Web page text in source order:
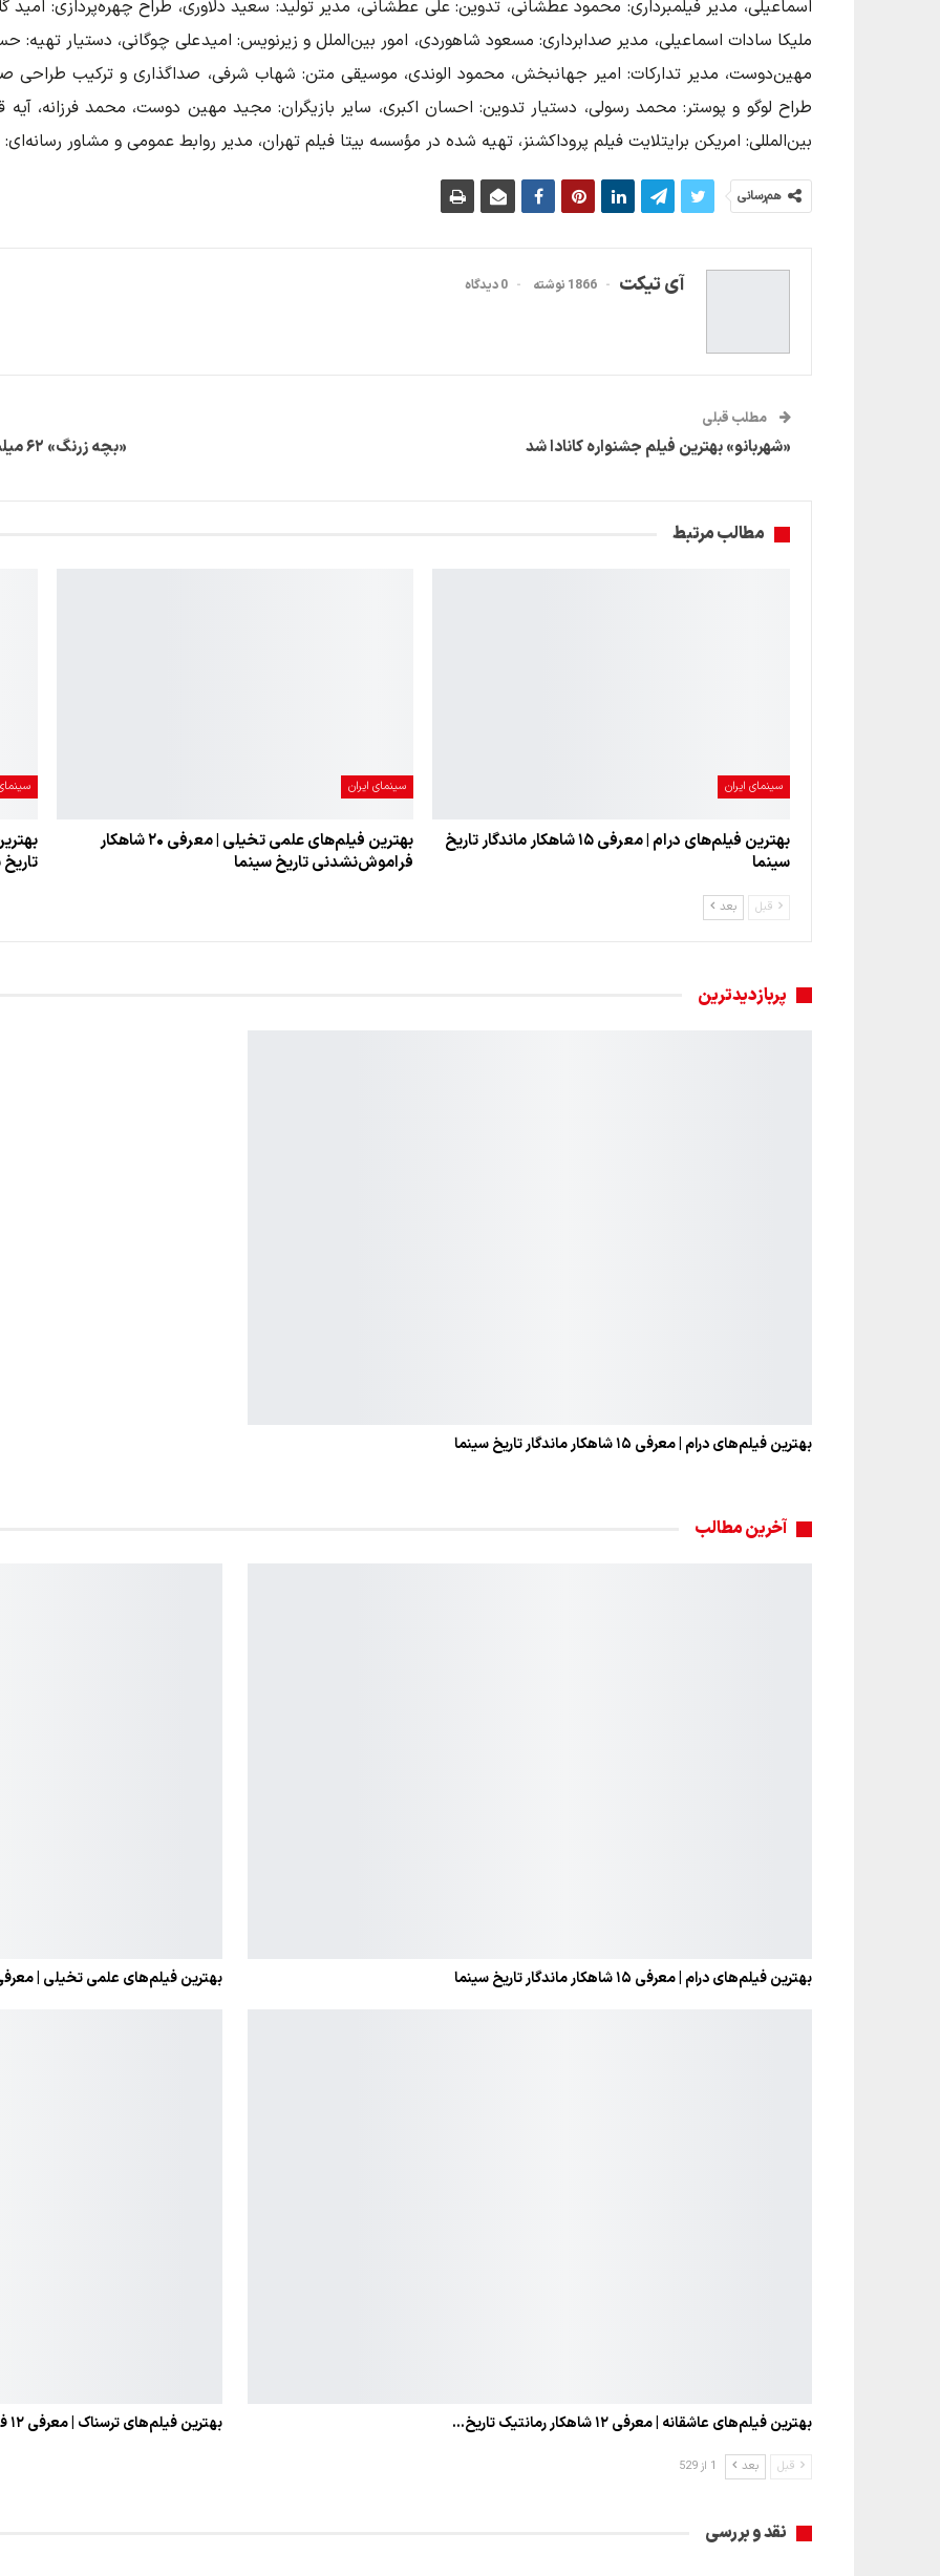
اسماعیلی، مدیر فیلمبرداری: محمود عطشانی، تدوین: علی عطشانی، مدیر تولید: سعید دلاوری، طراح چهره‌پردازی: امید
ملیکا سادات اسماعیلی، مدیر صدابرداری: مسعود شاهوردی، امور بین‌الملل و زیرنویس: امیدعلی چوگانی، دستیار تهیه:
مهین‌دوست، مدیر تدارکات: امیر جهانبخش، محمود الوندی، موسیقی متن: شهاب شرفی، صداگذاری و ترکیب
طراح لوگو و پوستر: محمد رسولی، دستیار تدوین: احسان اکبری، سایر بازیگران: مجید مهین دوست، محمد فرزانه، آیه
بین‌المللی: امریکن برایتلایت فیلم پروداکشنز، تهیه شده در مؤسسه بیتا فیلم تهران، مدیر روابط عمومی و مشاور رسانه‌ای:
هم‌رسانی
آی تیکت 1866 نوشته 0 دیدگاه
مطلب قبلی
«شهربانو» بهترین فیلم جشنواره کانادا شد «بچه زرنگ» ۶۲ میلیاردی شد/ صعود به رتبه سوم فیلم پرمخاطب سال
مطالب مرتبط
سینمای ایران
بهترین فیلم‌های درام | معرفی ۱۵ شاهکار ماندگار تاریخ
سینما
سینمای ایران
بهترین فیلم‌های علمی تخیلی | معرفی ۲۰ شاهکار
فراموش‌نشدنی تاریخ سینما
قبل بعد
پربازدیدترین
بهترین فیلم‌های درام | معرفی ۱۵ شاهکار ماندگار تاریخ سینما
آخرین مطالب
بهترین فیلم‌های درام | معرفی ۱۵ شاهکار ماندگار تاریخ سینما بهترین فیلم‌های علمی تخیلی | معرفی ۲۰ شاهکار
بهترین فیلم‌های عاشقانه | معرفی ۱۲ شاهکار رمانتیک تاریخ… بهترین فیلم‌های ترسناک | معرفی ۱۲ فیلم ترسناک برتر تاریخ،…
قبل بعد 1 از 529
نقد و بررسی